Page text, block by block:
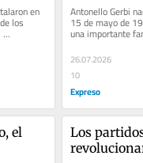
en
los
Antonello Gerbi
15 de mayo de
una importante
banqueros
Antonello...
26.07.2026
10
Expreso
el
Los